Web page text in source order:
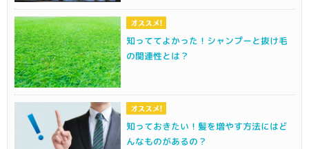
知っててよかった！シャンプーと抜け毛
の関連性とは？
知っておきたい！髪を増やす方法にはど
んなものがあるの？